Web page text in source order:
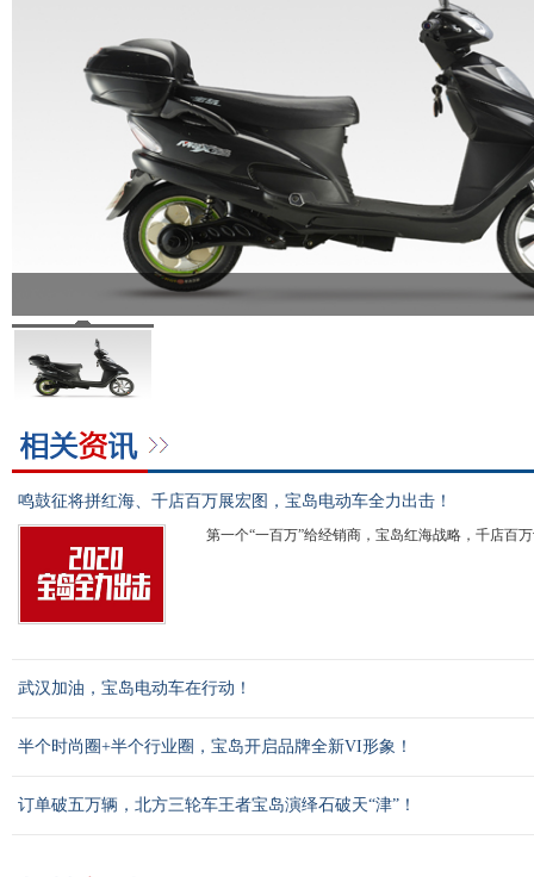
鸣鼓征将拼红海、千店百万展宏图，宝岛电动车全力出击！
第一个“一百万”给经销商，宝岛红海战略，千店百
武汉加油，宝岛电动车在行动！
半个时尚圈+半个行业圈，宝岛开启品牌全新VI形象！
订单破五万辆，北方三轮车王者宝岛演绎石破天“津”！